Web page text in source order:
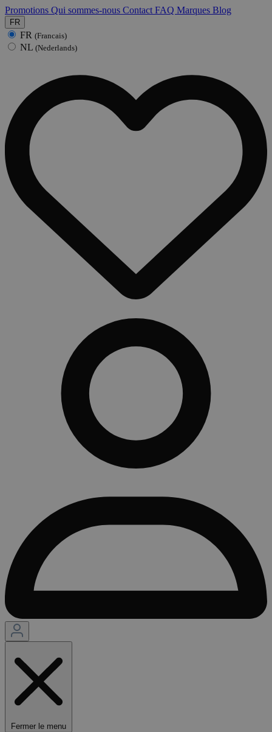
Promotions Qui sommes-nous Contact FAQ Marques Blog
FR
FR (Francais)
NL (Nederlands)
Fermer le menu